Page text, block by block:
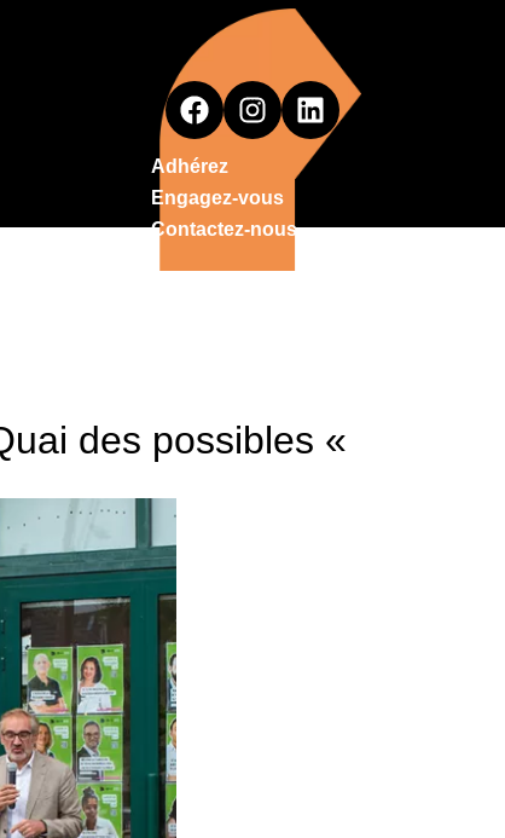
Adhérez
Engagez-vous
Contactez-nous
des possibles «